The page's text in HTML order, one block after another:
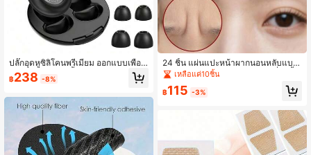
ปลั๊กอุดหูซิลิโคนพรีเมียม ออกแบบเพื่อค
วามสบายและใช้ซ้ำได้ มี 4 ขนาด (XS/
S/M/L) เพื่อการสวมใส่ที่พอดี รูปทรงตา
สำหรับการทำงาน การเรียน การเดินทา
ง และคอนเสิร์ต มาพร้อมกล่องเก็บที่สะด
วก
฿238 -8%
24 ชิ้น แผ่นแปะหน้าผากนอนหลับแบบ
ติดเอง - แถบยืดหยุ่นบนใบหน้าที่ใช้ซ้ำ
ได้ แผ่นฝึกใบหน้าเต็มหน้า ล้างได้และใ
ช้ซ้ำได้
เหลือแค่10ชิ้น
฿115 -3%